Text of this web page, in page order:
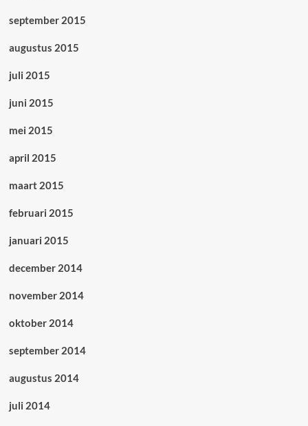
september 2015
augustus 2015
juli 2015
juni 2015
mei 2015
april 2015
maart 2015
februari 2015
januari 2015
december 2014
november 2014
oktober 2014
september 2014
augustus 2014
juli 2014